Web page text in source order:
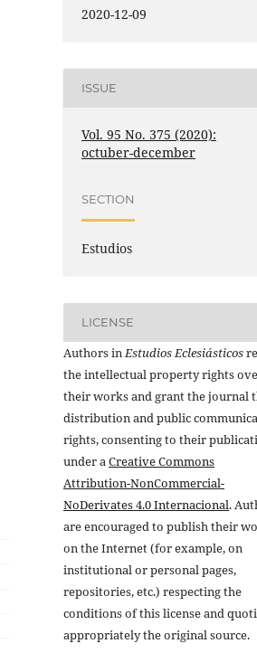
2020-12-09
ISSUE
Vol. 95 No. 375 (2020):
octuber-december
SECTION
Estudios
LICENSE
Authors inEstudios Eclesiásticos
the intellectual property rights
their works and grant the journal
distribution and public
rights, consenting to their
under aCreative Commons
Attribution-NonCommercial-
NoDerivates 4.0 Internacional.
are encouraged to publish their
on the Internet (for example, on
institutional or personal pages,
repositories, etc.) respecting the
conditions of this license and
appropriately the original source.